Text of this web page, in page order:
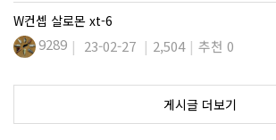
W컨셉 살로몬 xt-6
9289 23-02-27 2,504 추천 0
게시글 더보기